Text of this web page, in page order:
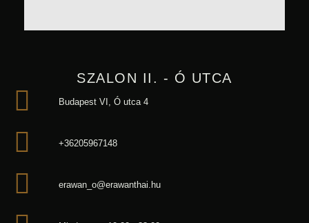
SZALON II. - Ó UTCA
Budapest VI, Ó utca 4
+36205967148
erawan_o@erawanthai.hu